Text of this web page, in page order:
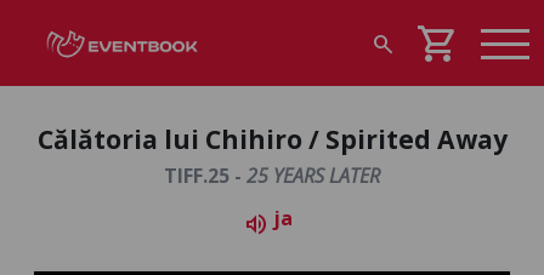
search shopping_cart
Călătoria lui Chihiro / Spirited Away
TIFF.25 - 25 YEARS LATER
volume_up ja